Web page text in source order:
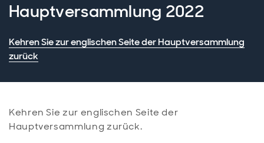
Hauptversammlung 2022
Kehren Sie zur englischen Seite der Hauptversammlung
zurück
Kehren Sie zur englischen Seite der
Hauptversammlung zurück.